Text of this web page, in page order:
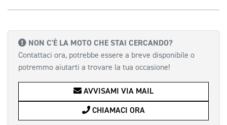
NON C'È LA MOTO CHE STAI CERCANDO?
Contattaci ora, potrebbe essere a breve disponibile o
potremmo aiutarti a trovare la tua occasione!
AVVISAMI VIA MAIL
CHIAMACI ORA